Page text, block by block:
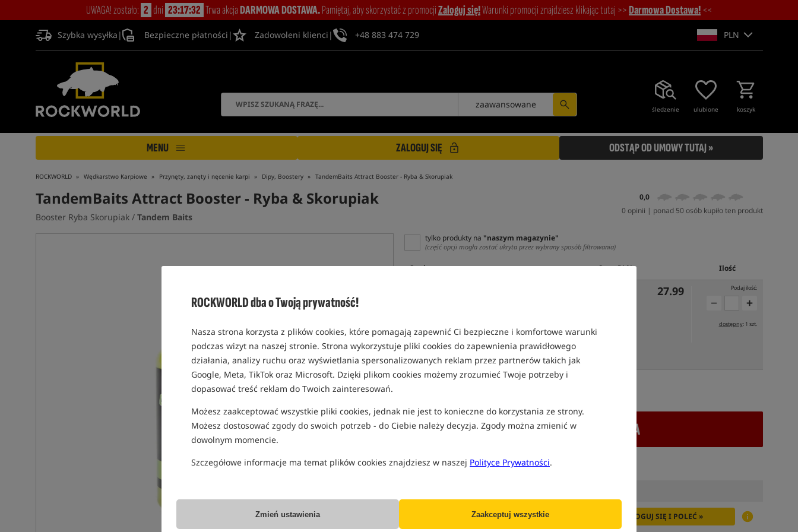
ROCKWORLD dba o Twoją prywatność!
Nasza strona korzysta z plików cookies, które pomagają zapewnić Ci bezpieczne i komfortowe warunki
podczas wizyt na naszej stronie. Strona wykorzystuje pliki cookies do zapewnienia prawidłowego
działania, analizy ruchu oraz wyświetlania spersonalizowanych reklam przez partnerów takich jak
Google, Meta, TikTok oraz Microsoft. Dzięki plikom cookies możemy zrozumieć Twoje potrzeby i
dopasować treść reklam do Twoich zainteresowań.
Możesz zaakceptować wszystkie pliki cookies, jednak nie jest to konieczne do korzystania ze strony.
Możesz dostosować zgody do swoich potrzeb - do Ciebie należy decyzja. Zgody można zmienić w
dowolnym momencie.
Szczegółowe informacje ma temat plików cookies znajdziesz w naszej Polityce Prywatności.
Zmień ustawienia Zaakceptuj wszystkie
UWAGA! zostało: 2 dni 23:17:31 Trwa akcjaDARMOWA DOSTAWA.Pamiętaj, aby skorzystać z promocjiZaloguj się!Warunki promocji znajdziesz klikając tutaj >>Darmowa Dostawa! <<
Szybka wysyłka | Bezpieczne płatności | Zadowoleni klienci | +48 883 474 729 PLN
śledzenie ulubione koszyk
zaawansowane
MENU ZALOGUJ SIĘ ODSTĄP OD UMOWY TUTAJ »
ROCKWORLD Wędkarstwo Karpiowe Przynęty, zanęty i nęcenie karpi Dipy, Boostery TandemBaits Attract Booster - Ryba & Skorupiak
TandemBaits Attract Booster- Ryba & Skorupiak
Booster Ryba Skorupiak / Tandem Baits
0,0
0 opinii | ponad 50 osób kupiło ten produkt
tylko produkty na "naszym magazynie"
(część opcji mogła zostać ukryta przez wybrany sposób filtrowania)
Opcja Cena PLN Ilość
0,17
27.99 Podaj ilość:
dostępny: 1 szt.
SPODZIEWANA WYSYŁKAPOJUTRZE
+ DODAJ DO KOSZYKA
Producent: Tandem Baits
Poleć ten produkt znajomym: ZALOGUJ SIĘ I POLEĆ »